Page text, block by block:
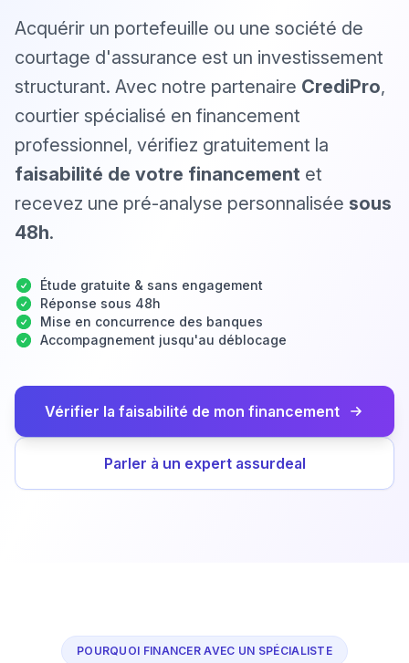
Acquérir un portefeuille ou une société de
courtage d'assurance est un investissement
structurant. Avec notre partenaire CrediPro,
courtier spécialisé en financement
professionnel, vérifiez gratuitement la
faisabilité de votre financement et
recevez une pré-analyse personnalisée sous
48h.
Étude gratuite & sans engagement
Réponse sous 48h
Mise en concurrence des banques
Accompagnement jusqu'au déblocage
Vérifier la faisabilité de mon financement
Parler à un expert assurdeal
POURQUOI FINANCER AVEC UN SPÉCIALISTE